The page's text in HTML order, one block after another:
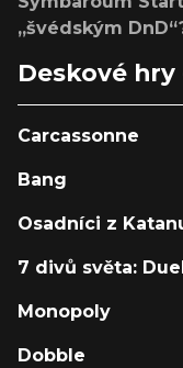
„švédským
Deskové hry
Carcassonne
Bang
Osadníci z
7 divů světa:
Monopoly
Dobble